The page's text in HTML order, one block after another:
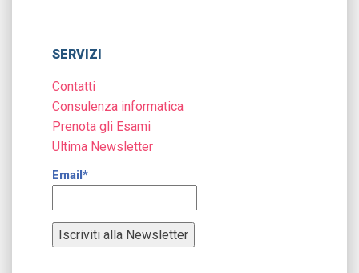
SERVIZI
Contatti
Consulenza informatica
Prenota gli Esami
Ultima Newsletter
Email*